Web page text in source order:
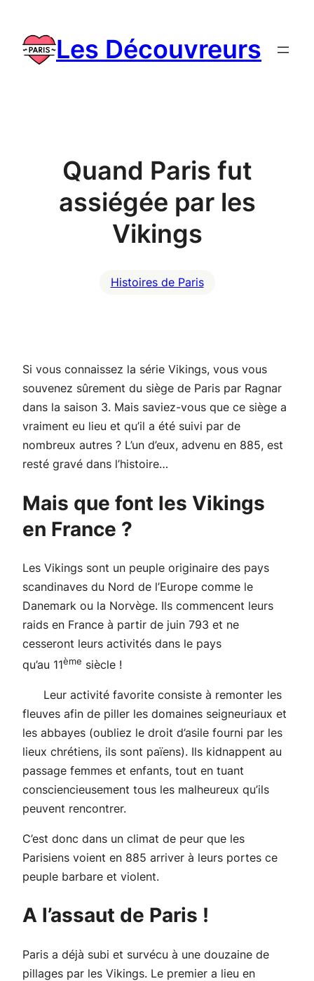
content
Les Découvreurs
Quand Paris fut
assiégée par les
Vikings
Histoires de Paris
Si vous connaissez la série Vikings, vous vous
souvenez sûrement du siège de Paris par Ragnar
dans la saison 3. Mais saviez-vous que ce siège a
vraiment eu lieu et qu’il a été suivi par de
nombreux autres ? L’un d’eux, advenu en 885, est
resté gravé dans l’histoire…
Mais que font les Vikings
en France ?
Les Vikings sont un peuple originaire des pays
scandinaves du Nord de l’Europe comme le
Danemark ou la Norvège. Ils commencent leurs
raids en France à partir de juin 793 et ne
cesseront leurs activités dans le pays
qu’au 11ème siècle !
Leur activité favorite consiste à remonter les
fleuves afin de piller les domaines seigneuriaux et
les abbayes (oubliez le droit d’asile fourni par les
lieux chrétiens, ils sont païens). Ils kidnappent au
passage femmes et enfants, tout en tuant
consciencieusement tous les malheureux qu’ils
peuvent rencontrer.
C’est donc dans un climat de peur que les
Parisiens voient en 885 arriver à leurs portes ce
peuple barbare et violent.
A l’assaut de Paris !
Paris a déjà subi et survécu à une douzaine de
pillages par les Vikings. Le premier a lieu en